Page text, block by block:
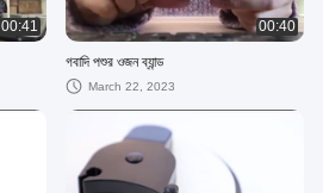
00:41 00:40
গবাদি পশুর ওজন ব্যান্ড
March 22, 2023